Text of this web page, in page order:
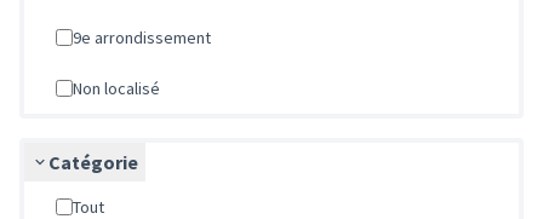
9e arrondissement
Non localisé
Catégorie
Tout